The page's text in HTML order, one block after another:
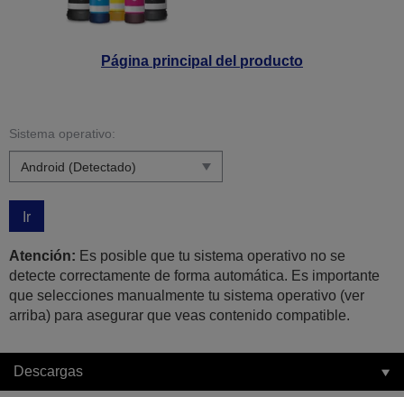
Página principal del producto
Sistema operativo:
Ir
Atención: Es posible que tu sistema operativo no se
detecte correctamente de forma automática. Es importante
que selecciones manualmente tu sistema operativo (ver
arriba) para asegurar que veas contenido compatible.
Descargas